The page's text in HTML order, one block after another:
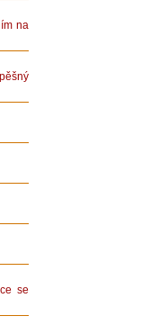
na
se